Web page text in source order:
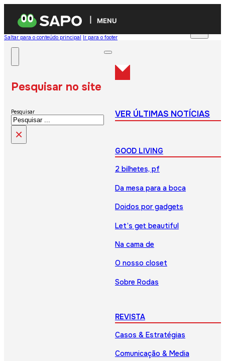
MENU
Saltar para o conteúdo principal Ir para o footer
Pesquisar no site
Pesquisar
×
VER ÚLTIMAS NOTÍCIAS
GOOD LIVING
2 bilhetes, pf
Da mesa para a boca
Doidos por gadgets
Let’s get beautiful
Na cama de
O nosso closet
Sobre Rodas
REVISTA
Casos & Estratégias
Comunicação & Media